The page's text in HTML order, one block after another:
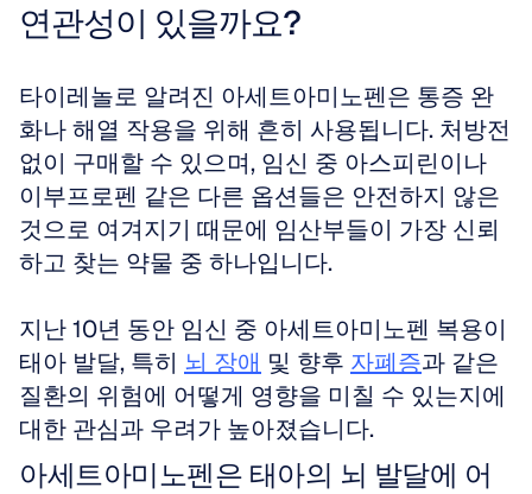
연관성이 있을까요?
타이레놀로 알려진 아세트아미노펜은 통증 완
화나 해열 작용을 위해 흔히 사용됩니다. 처방전
없이 구매할 수 있으며, 임신 중 아스피린이나
이부프로펜 같은 다른 옵션들은 안전하지 않은
것으로 여겨지기 때문에 임산부들이 가장 신뢰
하고 찾는 약물 중 하나입니다.
지난 10년 동안 임신 중 아세트아미노펜 복용이
태아 발달, 특히 뇌 장애 및 향후 자폐증과 같은
질환의 위험에 어떻게 영향을 미칠 수 있는지에
대한 관심과 우려가 높아졌습니다.
아세트아미노펜은 태아의 뇌 발달에 어